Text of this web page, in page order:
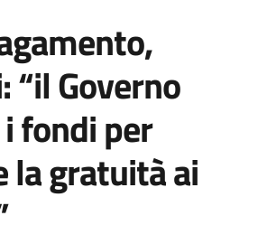
“il Governo
fondi per
la gratuità ai